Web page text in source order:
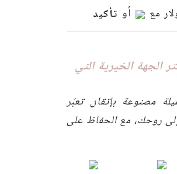
أو تأكيد
الجهة الخيرية التي
مصنوعة بإتقان تعبّر
روحك، مع الحفاظ على